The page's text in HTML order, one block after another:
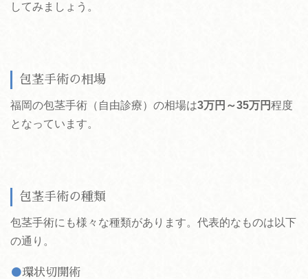
してみましょう。
包茎手術の相場
福岡の包茎手術（自由診療）の相場は3万円～35万円程度
となっています。
包茎手術の種類
包茎手術にも様々な種類があります。代表的なものは以下
の通り。
環状切開術